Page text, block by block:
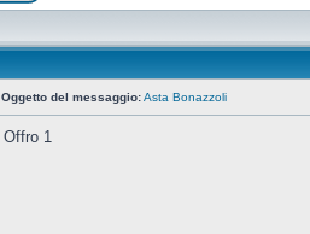
Oggetto del messaggio:Asta Bonazzoli
Offro 1